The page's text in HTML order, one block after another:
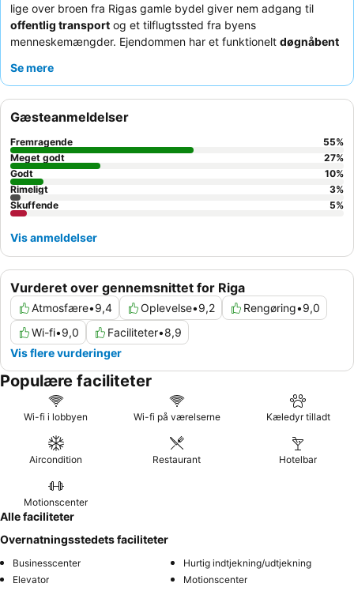
lige over broen fra Rigas gamle bydel giver nem adgang til
offentlig transport og et tilflugtssted fra byens
menneskemængder. Ejendommen har et funktionelt døgnåbent
fjernarbejde. Gæsterne roser konsekvent det
anbefales gæster at anmode om et værelse mod haven for at
mindske støjen fra den nærliggende hovedvej.
Se mere
Vurderet over gennemsnittet for Riga
Atmosfære•9,4 Oplevelse•9,2 Rengøring•9,0
Wi-fi•9,0 Faciliteter•8,9
Vis flere vurderinger
Gæsteanmeldelser
Fremragende 55%
Meget godt
27%
Godt
10%
Rimeligt
3%
Skuffende
5%
Vis anmeldelser
Populære faciliteter
Wi-fi i lobbyen Wi-fi på værelserne Kæledyr tilladt
Aircondition Restaurant Hotelbar
Motionscenter
Alle faciliteter
Overnatningsstedets faciliteter
Businesscenter
Hurtig indtjekning/udtjekning
Elevator
Motionscenter